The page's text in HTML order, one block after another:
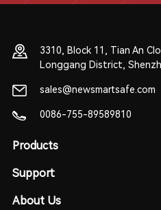
3310, Block 11, Tian An
Longgang District,
sales@newsmartsafe.com
0086-755-89589810
Products
Support
About Us